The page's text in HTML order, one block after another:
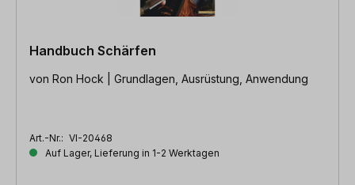
Handbuch Schärfen
von Ron Hock | Grundlagen, Ausrüstung, Anwendung
Art.-Nr.: VI-20468
Auf Lager, Lieferung in 1-2 Werktagen